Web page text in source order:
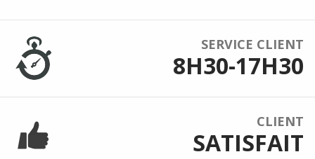
SERVICE CLIENT
8H30-17H30
CLIENT
SATISFAIT